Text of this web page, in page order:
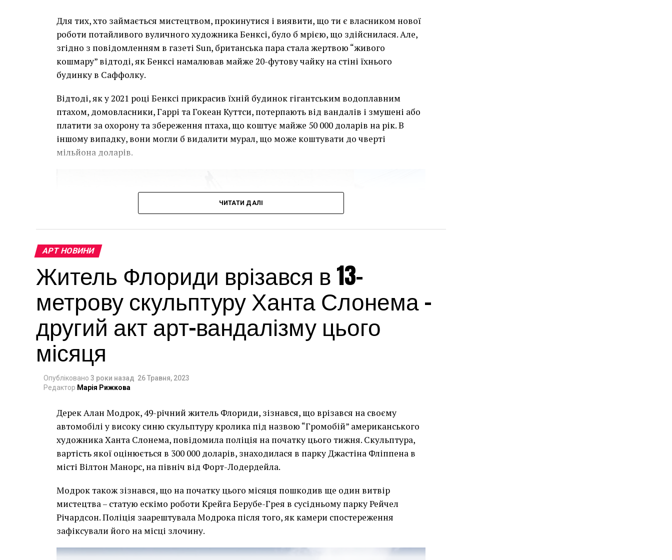
Для тих, хто займається мистецтвом, прокинутися і виявити, що ти є власником нової
роботи потайливого вуличного художника Бенксі, було б мрією, що здійснилася. Але,
згідно з повідомленням в газеті Sun, британська пара стала жертвою “живого
кошмару” відтоді, як Бенксі намалював майже 20-футову чайку на стіні їхнього
будинку в Саффолку.
Відтоді, як у 2021 році Бенксі прикрасив їхній будинок гігантським водоплавним
птахом, домовласники, Гаррі та Гокеан Куттси, потерпають від вандалів і змушені або
платити за охорону та збереження птаха, що коштує майже 50 000 доларів на рік. В
іншому випадку, вони могли б видалити мурал, що може коштувати до чверті
мільйона доларів.
Чоловік позує під макетом чайки, яка ось-ось накинеться на упаковку чіпсів – сюжет графіті, що
має ознаки вуличного художника Бенксі, на стіні в Лоустофті на східному узбережжі Англії 8
серпня 2021 року. (Фото Джастіна Талліса / AFP)
В інтерв’ю “Таймс” пан Куттс сказав:
“Спочатку це було неймовірно, але з
розвитком подій це стало надзвичайно
напруженим. Я не впевнений, що Бенксі
усвідомлює непередбачувані наслідки
для власників будинків. Якби ми могли
ЧИТАТИ ДАЛІ
АРТ НОВИНИ
Житель Флориди врізався в 13-
метрову скульптуру Ханта Слонема –
другий акт арт-вандалізму цього
місяця
Опубліковано 3 роки назад 26 Травня, 2023
Редактор Марія Рижкова
Дерек Алан Модрок, 49-річний житель Флориди, зізнався, що врізався на своєму
автомобілі у високу синю скульптуру кролика під назвою “Громобій” американського
художника Ханта Слонема, повідомила поліція на початку цього тижня. Скульптура,
вартість якої оцінюється в 300 000 доларів, знаходилася в парку Джастіна Фліппена в
місті Вілтон Манорс, на північ від Форт-Лодердейла.
Модрок також зізнався, що на початку цього місяця пошкодив ще один витвір
мистецтва – статую ескімо роботи Крейга Берубе-Грея в сусідньому парку Рейчел
Річардсон. Поліція заарештувала Модрока після того, як камери спостереження
зафіксували його на місці злочину.